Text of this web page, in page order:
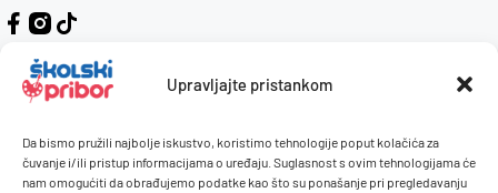
Upravljajte pristankom
Da bismo pružili najbolje iskustvo, koristimo tehnologije poput kolačića za
čuvanje i/ili pristup informacijama o uređaju. Suglasnost s ovim tehnologijama će
nam omogućiti da obrađujemo podatke kao što su ponašanje pri pregledavanju
Kontakt
Naručivanje i plaćanje